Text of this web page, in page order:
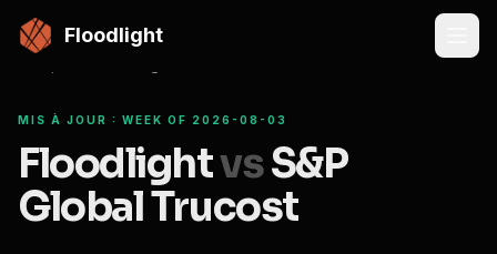
Passer au contenu principal
Floodlight
MIS À JOUR : WEEK OF 2026-08-03
FloodlightvsS&P
Global Trucost